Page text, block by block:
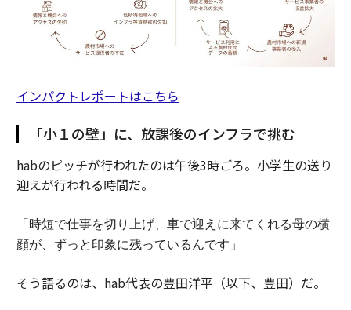
インパクトレポートはこちら
「小１の壁」に、放課後のインフラで挑む
habのピッチが行われたのは午後3時ごろ。小学生の送り
迎えが行われる時間だ。
「時短で仕事を切り上げ、車で迎えに来てくれる母の横
顔が、ずっと印象に残っているんです」
そう語るのは、hab代表の豊田洋平（以下、豊田）だ。